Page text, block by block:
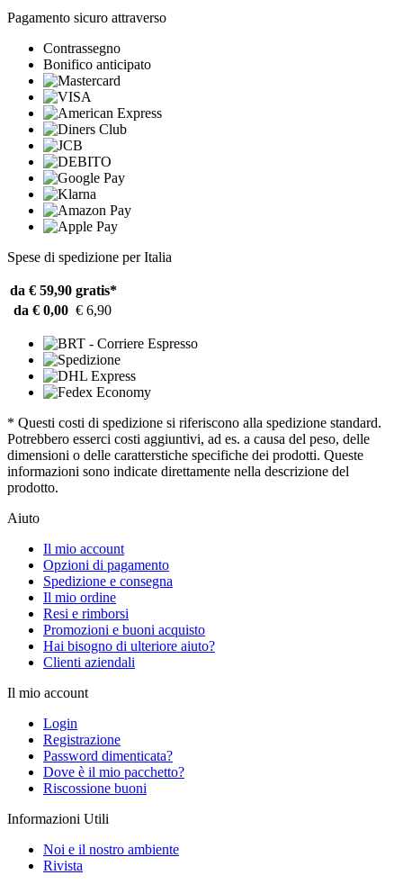
Pagamento sicuro attraverso
Contrassegno
Bonifico anticipato
Spese di spedizione per Italia
da € 59,90 gratis*
da € 0,00 € 6,90
* Questi costi di spedizione si riferiscono alla spedizione standard.
Potrebbero esserci costi aggiuntivi, ad es. a causa del peso, delle
dimensioni o delle caratterstiche specifiche dei prodotti. Queste
informazioni sono indicate direttamente nella descrizione del
prodotto.
Aiuto
Il mio account
Opzioni di pagamento
Spedizione e consegna
Il mio ordine
Resi e rimborsi
Promozioni e buoni acquisto
Hai bisogno di ulteriore aiuto?
Clienti aziendali
Il mio account
Login
Registrazione
Password dimenticata?
Dove è il mio pacchetto?
Riscossione buoni
Informazioni Utili
Noi e il nostro ambiente
Rivista